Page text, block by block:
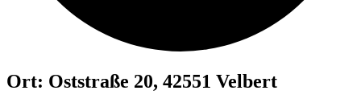
Ort: Oststraße 20, 42551 Velbert